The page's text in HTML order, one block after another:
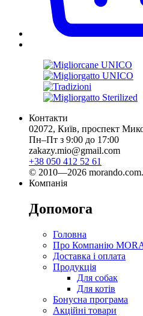
Контакти
02072, Київ, проспект
Пн–Пт з 9:00 до 17:00
zakazy.mio@gmail.com
+38 050 412 52 61
© 2010—2026
Компанія
Допомога
Головна
Про Компанію
Доставка і оплата
Продукція
Для собак
Для котів
Бонусна програма
Акційні товари